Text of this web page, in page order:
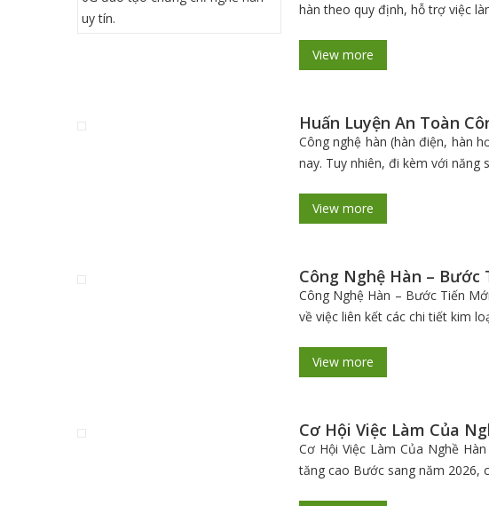
hàn theo quy định, hỗ trợ việc
View more
Huấn Luyện An Toàn
Công nghệ hàn (hàn điện, hàn
nay. Tuy nhiên, đi kèm với
View more
Công Nghệ Hàn –
Công Nghệ Hàn – Bước Tiến
về việc liên kết các chi tiết kim
View more
Cơ Hội Việc Làm Của
Cơ Hội Việc Làm Của Nghề
tăng cao Bước sang năm 2026,